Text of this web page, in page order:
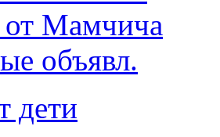
Мамчича
объявл.
дети